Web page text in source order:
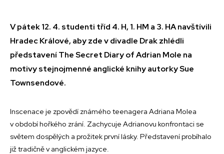
V pátek 12. 4. studenti tříd 4. H, 1. HM a 3. HA navštívili
Hradec Králové, aby zde v divadle Drak zhlédli
představení The Secret Diary of Adrian Mole na
motivy stejnojmenné anglické knihy autorky Sue
Townsendové.
Inscenace je zpovědí známého teenagera Adriana Molea
v období hořkého zrání. Zachycuje Adrianovu konfrontaci se
světem dospělých a prožitek první lásky. Představení probíhalo
již tradičně v anglickém jazyce.